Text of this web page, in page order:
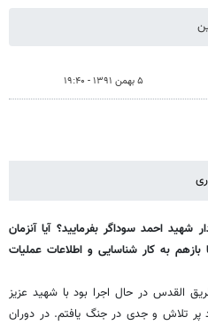
۵ بهمن ۱۳۹۱ - ۱۹:۴۰
شهید احمد سوداگر بفرمایید؟ آیا آنزمان
به کار شناسایی و اطلاعات عملیات
طریق القدس در حال اجرا بود با شهید عزیز
پر تلاش و جدی در جنگ یافتم. در دوران